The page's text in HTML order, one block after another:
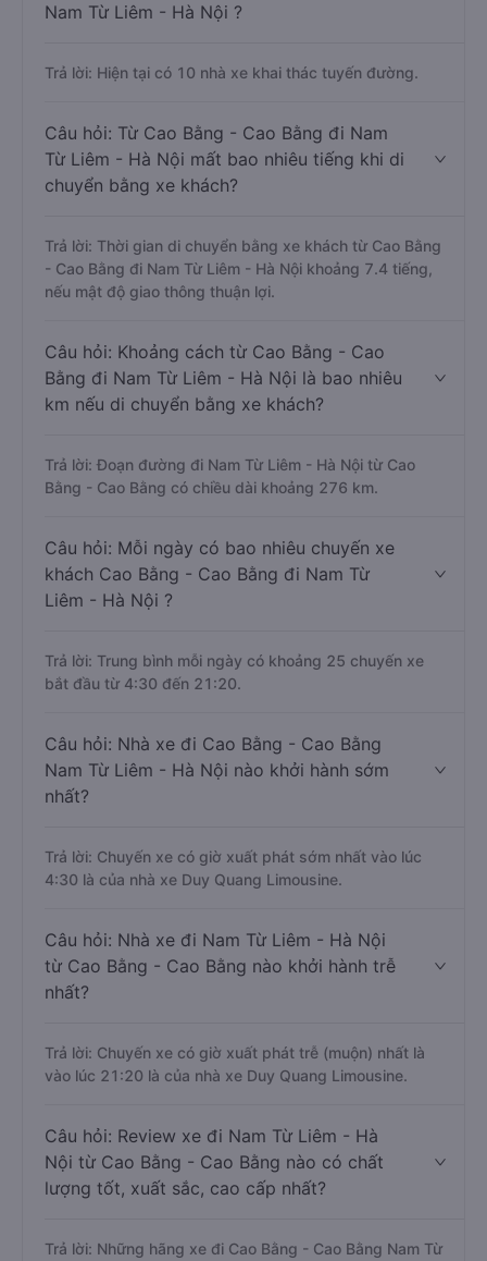
Nam Từ Liêm - Hà Nội ?
Trả lời: Hiện tại có 10 nhà xe khai thác tuyến đường.
Câu hỏi: Từ Cao Bằng - Cao Bằng đi Nam
Từ Liêm - Hà Nội mất bao nhiêu tiếng khi di
chuyển bằng xe khách?
Trả lời: Thời gian di chuyển bằng xe khách từ Cao Bằng
- Cao Bằng đi Nam Từ Liêm - Hà Nội khoảng 7.4 tiếng,
nếu mật độ giao thông thuận lợi.
Câu hỏi: Khoảng cách từ Cao Bằng - Cao
Bằng đi Nam Từ Liêm - Hà Nội là bao nhiêu
km nếu di chuyển bằng xe khách?
Trả lời: Đoạn đường đi Nam Từ Liêm - Hà Nội từ Cao
Bằng - Cao Bằng có chiều dài khoảng 276 km.
Câu hỏi: Mỗi ngày có bao nhiêu chuyến xe
khách Cao Bằng - Cao Bằng đi Nam Từ
Liêm - Hà Nội ?
Trả lời: Trung bình mỗi ngày có khoảng 25 chuyến xe
bắt đầu từ 4:30 đến 21:20.
Câu hỏi: Nhà xe đi Cao Bằng - Cao Bằng
Nam Từ Liêm - Hà Nội nào khởi hành sớm
nhất?
Trả lời: Chuyến xe có giờ xuất phát sớm nhất vào lúc
4:30 là của nhà xe Duy Quang Limousine.
Câu hỏi: Nhà xe đi Nam Từ Liêm - Hà Nội
từ Cao Bằng - Cao Bằng nào khởi hành trễ
nhất?
Trả lời: Chuyến xe có giờ xuất phát trễ (muộn) nhất là
vào lúc 21:20 là của nhà xe Duy Quang Limousine.
Câu hỏi: Review xe đi Nam Từ Liêm - Hà
Nội từ Cao Bằng - Cao Bằng nào có chất
lượng tốt, xuất sắc, cao cấp nhất?
Trả lời: Những hãng xe đi Cao Bằng - Cao Bằng Nam Từ